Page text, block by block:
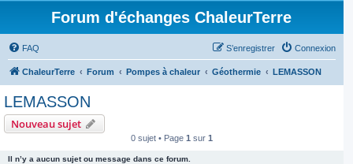
Forum d'échanges ChaleurTerre
FAQ Connexion
S’enregistrer
ChaleurTerre Forum Pompes à chaleur Géothermie LEMASSON
LEMASSON
Nouveau sujet
0 sujet • Page 1 sur 1
Il n’y a aucun sujet ou message dans ce forum.